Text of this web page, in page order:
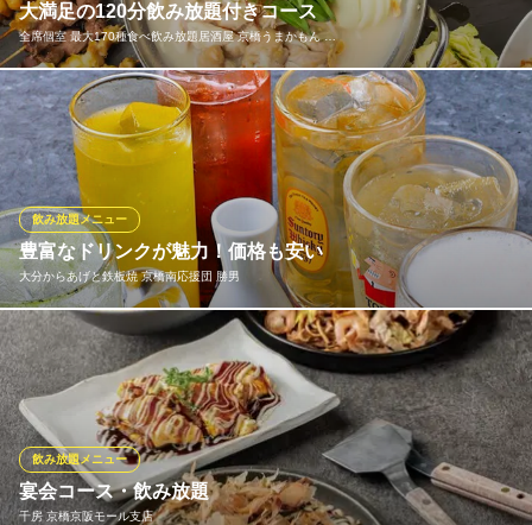
三百円このみ 本店
全品三百円均一居酒屋
ＪＲ京橋駅 徒歩1分
大阪府大阪市都島区東野田町3-10-10
大満足の120分飲み放題付きコース
全席個室 最大170種食べ飲み放題居酒屋 京橋うまかもん …
コスパ良しの自信あります☆コースはなんと2,499円～ご用意☆ 2,
499円と破格ですが、前菜に始まり、ポテトに唐揚げ、香り立つ炊
き込みご飯もに嬉しいデザートまで充実のラインナップ☆とにか
く安く飲みたい方や女子会やデートにも大人気のコース内容とな
っております。
全席個室 最大170種食べ飲み放題居酒屋 京橋うまかもん 京
橋店
居酒屋
ＪＲ京橋駅 徒歩3分
大阪府大阪市都島区東野田町5-1-21 紫甲ビル5F
豊富なドリンクが魅力！価格も安い
大分からあげと鉄板焼 京橋南応援団 勝男
飲み放題メニュー
当店はなんといっても、ドリンクがいつでも安い！生ビール
（ザ・プレミアム・モルツ）がなんと、198円！超炭酸ソーダで入
れるハイボールも165円～ご用意！いつご来店されてもこの価格で
ご提供。豊富なドリンクメニューで気軽に乾杯しよう♪ちょっと1
杯を毎日でも、お気軽に楽しめるお店です。
大分からあげと鉄板焼 京橋南応援団 勝男
宴会コース・飲み放題
千房 京橋京阪モール支店
飲み放題メニュー